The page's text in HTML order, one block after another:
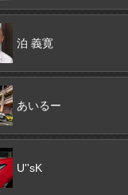
泊 義寛
あいるー
U''sK